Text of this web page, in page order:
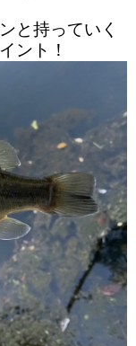
と持っていく
ント！